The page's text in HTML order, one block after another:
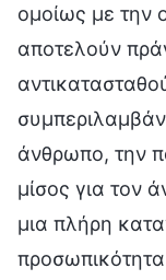
ομοίως με την
αποτελούν
άνθρωπο, την
μίσος για τον
μια πλήρη